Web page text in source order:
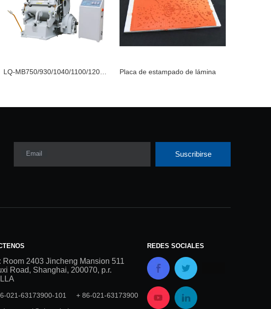
LQ-MB750/930/1040/1100/1200 Máquina de estampado de papel caliente Placa de estampado de lámina
Email Suscribirse
Room 2403 Jincheng Mansion 511
Road, Shanghai, 200070, p.r.
021-63173900-101 + 86-021-63173900
REDES SOCIALES